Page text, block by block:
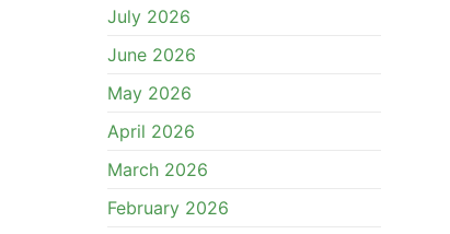
July 2026
June 2026
May 2026
April 2026
March 2026
February 2026